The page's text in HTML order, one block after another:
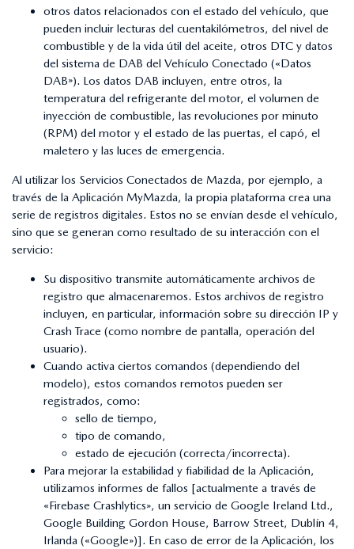
otros datos relacionados con el estado del vehículo, que
pueden incluir lecturas del cuentakilómetros, del nivel de
combustible y de la vida útil del aceite, otros DTC y datos
del sistema de DAB del Vehículo Conectado («Datos
DAB»). Los datos DAB incluyen, entre otros, la
temperatura del refrigerante del motor, el volumen de
inyección de combustible, las revoluciones por minuto
(RPM) del motor y el estado de las puertas, el capó, el
maletero y las luces de emergencia.
Al utilizar los Servicios Conectados de Mazda, por ejemplo, a
través de la Aplicación MyMazda, la propia plataforma crea una
serie de registros digitales. Estos no se envían desde el vehículo,
sino que se generan como resultado de su interacción con el
servicio:
Su dispositivo transmite automáticamente archivos de
registro que almacenaremos. Estos archivos de registro
incluyen, en particular, información sobre su dirección IP y
Crash Trace (como nombre de pantalla, operación del
usuario).
Cuando activa ciertos comandos (dependiendo del
modelo), estos comandos remotos pueden ser
registrados, como:
sello de tiempo,
tipo de comando,
estado de ejecución (correcta/incorrecta).
Para mejorar la estabilidad y fiabilidad de la Aplicación,
utilizamos informes de fallos [actualmente a través de
«Firebase Crashlytics», un servicio de Google Ireland Ltd.,
Google Building Gordon House, Barrow Street, Dublín 4,
Irlanda («Google»)]. En caso de error de la Aplicación, los